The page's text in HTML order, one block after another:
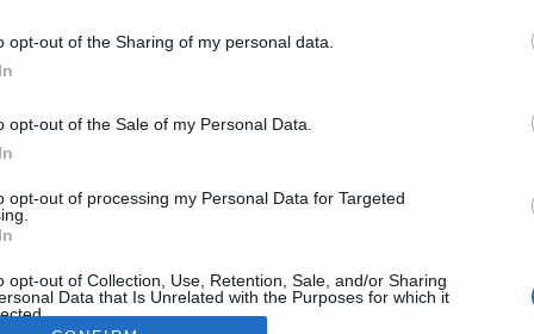
opt-out of the Sharing of my personal data.
opt-out of the Sale of my Personal Data.
opt-out of processing my Personal Data for Targeted
opt-out of Collection, Use, Retention, Sale, and/or Sharing
Data that Is Unrelated with the Purposes for which it